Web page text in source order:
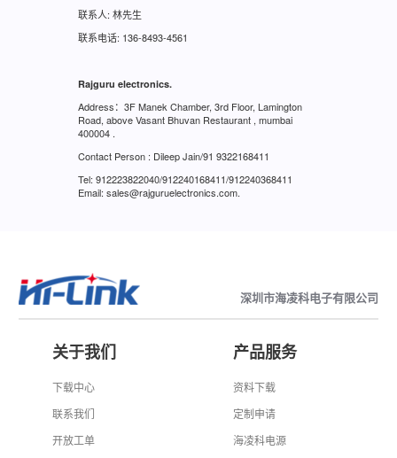
联系人: 林先生
联系电话: 136-8493-4561
Rajguru electronics.
Address：3F Manek Chamber, 3rd Floor, Lamington
Road, above Vasant Bhuvan Restaurant , mumbai
400004 .
Contact Person : Dileep Jain/91 9322168411
Tel: 912223822040/912240168411/912240368411
Email: sales@rajguruelectronics.com.
深圳市海凌科电子有限公司
关于我们
下载中心
联系我们
开放工单
产品服务
资料下载
定制申请
海凌科电源